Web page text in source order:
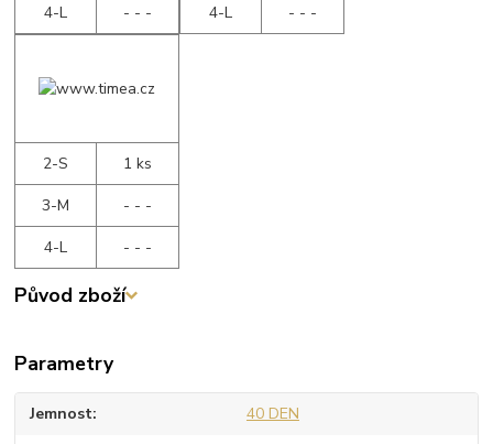
4-L
- - -
4-L
- - -
2-S
1 ks
3-M
- - -
4-L
- - -
Původ zboží
Parametry
Jemnost 40 DEN